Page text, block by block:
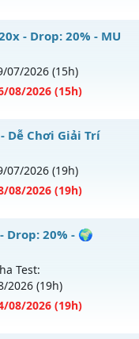
Boss liên tục, sự
Dương Clasic
- Drop: 20% - MU
07/2026 (15h)
08/2026 (15h)
8X
HUYỀN THOẠI
vào
Dễ Chơi Giải Trí
07/2026 (19h)
08/2026 (19h)
LORENCIA
Drop: 20% - 🌍
Test:
/2026 (19h)
08/2026 (19h)